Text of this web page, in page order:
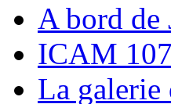
A bord de
ICAM 107
La galerie